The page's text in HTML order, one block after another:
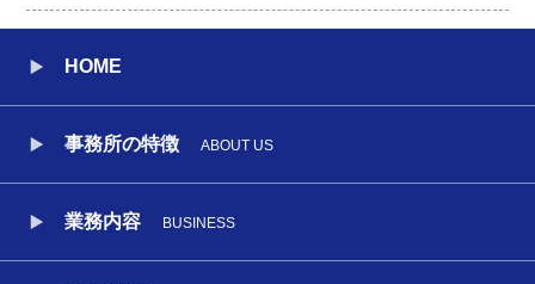
HOME
事務所の特徴 ABOUT US
業務内容 BUSINESS